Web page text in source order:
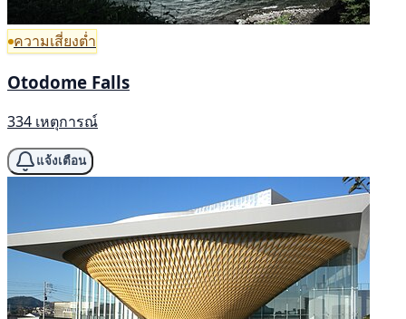
ความเสี่ยงต่ำ
Otodome Falls
334 เหตุการณ์
แจ้งเตือน